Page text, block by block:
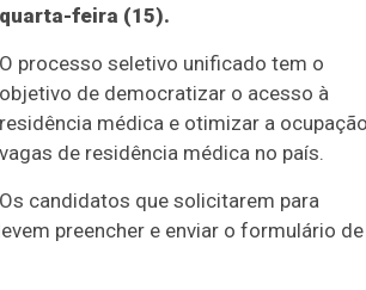
quarta-feira (15).
O processo seletivo unificado tem o
objetivo de democratizar o acesso à
residência médica e otimizar a
vagas de residência médica no país.
Os candidatos que solicitarem para
preencher e enviar o formulário de